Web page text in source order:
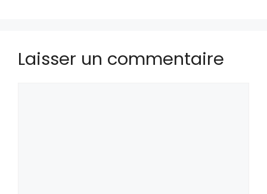
Laisser un commentaire